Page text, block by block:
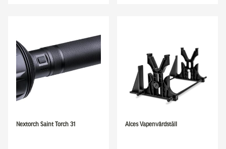
Nextorch Saint Torch 31 Alces Vapenvårdställ